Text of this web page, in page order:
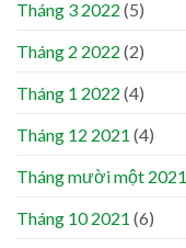
Tháng 3 2022 (5)
Tháng 2 2022 (2)
Tháng 1 2022 (4)
Tháng 12 2021 (4)
Tháng mười một 2021
Tháng 10 2021 (6)